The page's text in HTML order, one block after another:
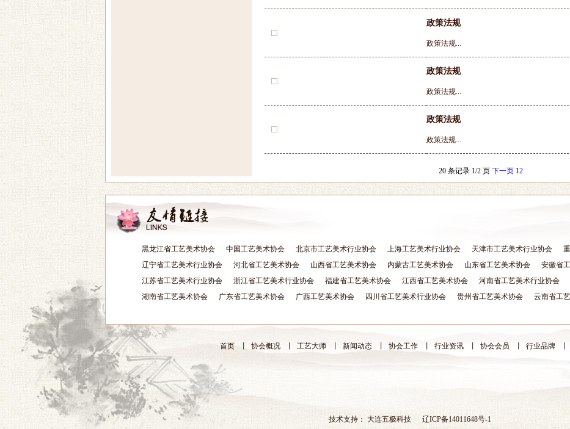
政策法规
政策法规...
政策法规
政策法规...
政策法规
政策法规...
20 条记录 1/2 页 下一页 12
黑龙江省工艺美术协会 中国工艺美术协会 北京市工艺美术行业协会 上海工艺美术行业协会 天津市工艺美术行业协会
辽宁省工艺美术行业协会
河北省工艺美术协会 山西省工艺美术协会 内蒙古工艺美术协会 山东省工艺美术协会
安徽省
江苏省工艺美术行业协会
浙江省工艺美术行业协会 福建省工艺美术协会 江西省工艺美术协会 河南省工艺美术行业协会
湖南省工艺美术协会
广东省工艺美术协会 广西工艺美术协会 四川省工艺美术行业协会 贵州省工艺美术协会 云南省工
首页 丨 协会概况 工艺大师 新闻动态 协会工作 行业资讯 协会会员 行业品牌
技术支持： 大连五极科技 辽ICP备14011648号-1